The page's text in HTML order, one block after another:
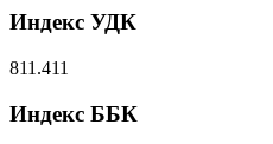
Индекс УДК
811.411
Индекс ББК